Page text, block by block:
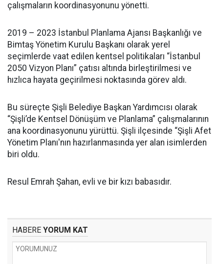
çalışmaların koordinasyonunu yönetti.
2019 – 2023 İstanbul Planlama Ajansı Başkanlığı ve
Bimtaş Yönetim Kurulu Başkanı olarak yerel
seçimlerde vaat edilen kentsel politikaları “İstanbul
2050 Vizyon Planı” çatısı altında birleştirilmesi ve
hızlıca hayata geçirilmesi noktasında görev aldı.
Bu süreçte Şişli Belediye Başkan Yardımcısı olarak
“Şişli’de Kentsel Dönüşüm ve Planlama” çalışmalarının
ana koordinasyonunu yürüttü. Şişli ilçesinde “Şişli Afet
Yönetim Planı'nın hazırlanmasında yer alan isimlerden
biri oldu.
Resul Emrah Şahan, evli ve bir kızı babasıdır.
HABERE YORUM KAT